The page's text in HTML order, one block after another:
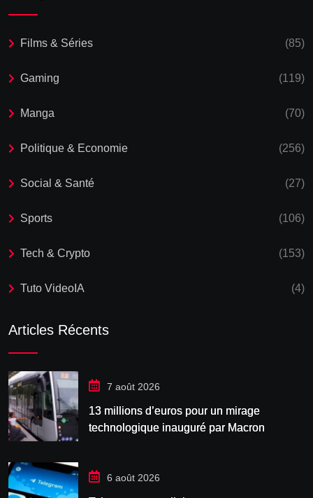
Films & Séries (85)
Gaming (119)
Manga (70)
Politique & Economie (256)
Social & Santé (27)
Sports (106)
Tech & Crypto (153)
Tuto VideoIA (4)
Articles Récents
7 août 2026
13 millions d’euros pour un mirage
technologique inauguré par Macron
6 août 2026